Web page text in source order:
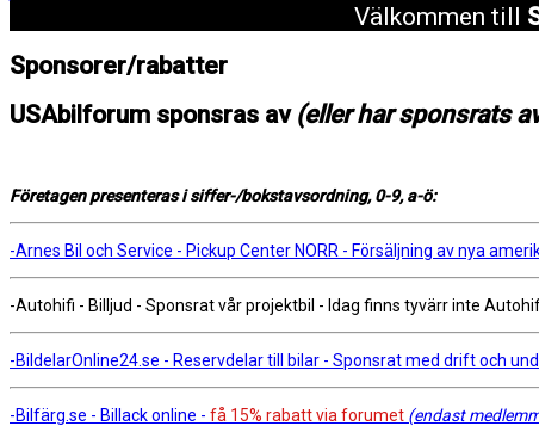
Välkommen till
Sponsorer/rabatter
USAbilforum sponsras av (eller har sponsrats
Företagen presenteras i siffer-/bokstavsordning, 0-9, a-ö:
-Arnes Bil och Service - Pickup Center NORR - Försäljning av nya
-Autohifi - Billjud - Sponsrat vår projektbil - Idag finns tyvärr inte
-BildelarOnline24.se - Reservdelar till bilar - Sponsrat med drift och
-Bilfärg.se - Billack online - få 15% rabatt via forumet (endast